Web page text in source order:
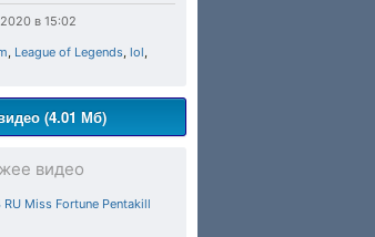
в 15:02
, League of Legends, lol,
(4.01 Мб)
видео
RU Miss Fortune Pentakill